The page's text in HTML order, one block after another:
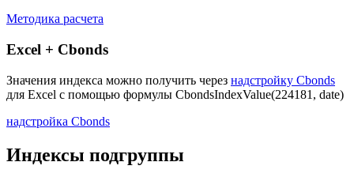
Методика расчета
Excel + Cbonds
Значения индекса можно получить через надстройку Cbonds
для Excel с помощью формулы CbondsIndexValue(224181, date)
надстройка Cbonds
Индексы подгруппы